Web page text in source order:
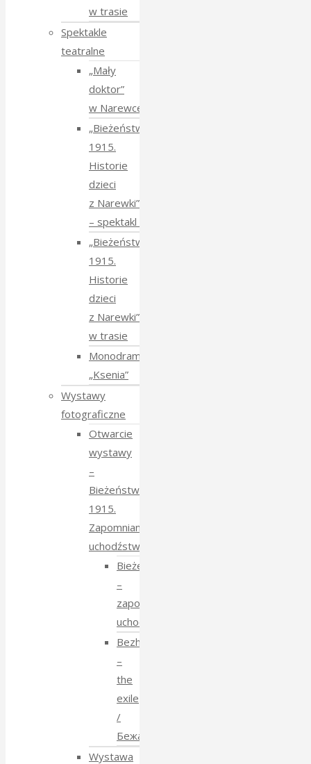
w trasie
Spektakle
teatralne
„Mały
doktor”
w Narewce
„Bieżeństwo
1915.
Historie
dzieci
z Narewki”
⁠–⁠ spektakl teatralny
„Bieżeństwo
1915.
Historie
dzieci
z Narewki”
w trasie
Monodram
„Ksenia”
Wystawy
fotograficzne
Otwarcie
wystawy
–
Bieżeństwo
1915.
Zapomniane
uchodźstwo
Bieżeństwo
–
zapomniane
uchodźstwo
Bezhenstvo
–
the
exile
/
Бежанства
Wystawa